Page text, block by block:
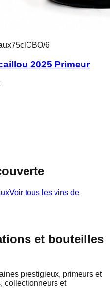
75cl CBO/6
2025 Primeur
Voir tous les vins de
et bouteilles
prestigieux, primeurs et
collectionneurs et